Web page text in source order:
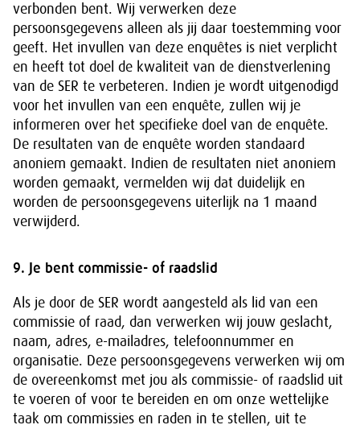
verbonden bent. Wij verwerken deze
persoonsgegevens alleen als jij daar toestemming voor
geeft. Het invullen van deze enquêtes is niet verplicht
en heeft tot doel de kwaliteit van de dienstverlening
van de SER te verbeteren. Indien je wordt uitgenodigd
voor het invullen van een enquête, zullen wij je
informeren over het specifieke doel van de enquête.
De resultaten van de enquête worden standaard
anoniem gemaakt. Indien de resultaten niet anoniem
worden gemaakt, vermelden wij dat duidelijk en
worden de persoonsgegevens uiterlijk na 1 maand
verwijderd.
9. Je bent commissie- of raadslid
Als je door de SER wordt aangesteld als lid van een
commissie of raad, dan verwerken wij jouw geslacht,
naam, adres, e-mailadres, telefoonnummer en
organisatie. Deze persoonsgegevens verwerken wij om
de overeenkomst met jou als commissie- of raadslid uit
te voeren of voor te bereiden en om onze wettelijke
taak om commissies en raden in te stellen, uit te